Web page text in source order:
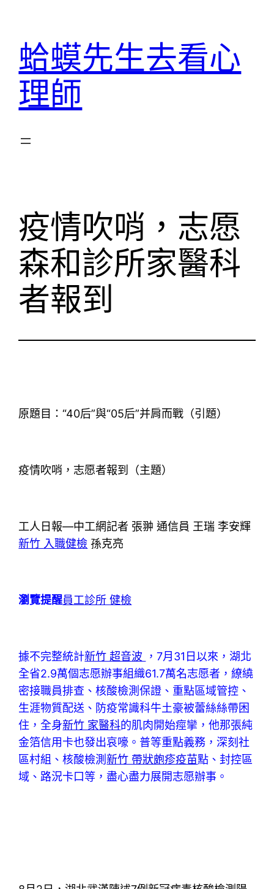
蛤蟆先生去看心
理師
疫情吹哨，志愿
森和診所家醫科
者報到
原題目：“40后”與“05后”并肩而戰（引題）
疫情吹哨，志愿者報到（主題）
工人日報—中工網記者 張翀 通信員 王瑞 李安輝
新竹 入職健檢 孫克亮
瀏覽提醒員工診所 健檢
據不完整統計新竹 超音波
，7月31日以來，湖北
全省2.9萬個志愿辦事組織61.7萬名志愿者，繚繞
密接職員排查、核酸檢測保證、重點區域管控、
生涯物質配送、防疫常識科牛土豪被蕾絲絲帶困
住，全身新竹 家醫科的肌肉開始痙攣，他那張純
金箔信用卡也發出哀嚎。普等重點義務，深刻社
區村組、核酸檢測新竹 帶狀皰疹疫苗點、封控區
域、路況卡口等，盡心盡力展開志愿辦事。